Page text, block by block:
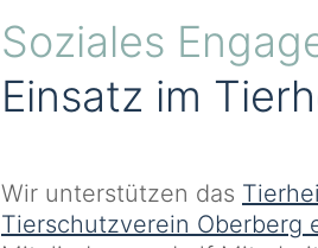
Soziales
Einsatz im
Wir unterstützen das
Tierschutzverein Oberberg